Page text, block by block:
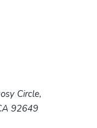
Circle,
92649